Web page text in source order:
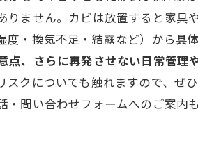
ません。カビは放置すると家具
度・換気不足・結露など）から具
点、さらに再発させない日常管理
クについても触れますので、ぜ
問い合わせフォームへのご案内